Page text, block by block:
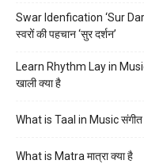
Swar Idenfication ‘Sur
स्वरों की पहचान ‘सुर दर्शन’
Learn Rhythm Lay in
खाली क्या है
What is Taal in Music संगीत
What is Matra मात्रा क्या है